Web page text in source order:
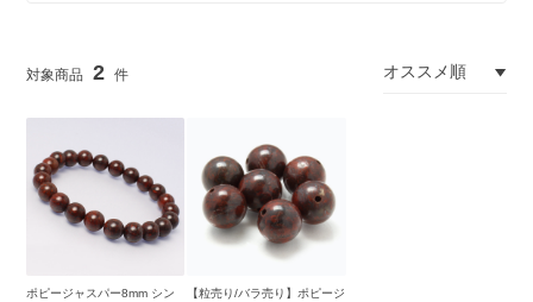
2
ポピージャスパー8mm シン
【粒売り/バラ売り】ポピージ